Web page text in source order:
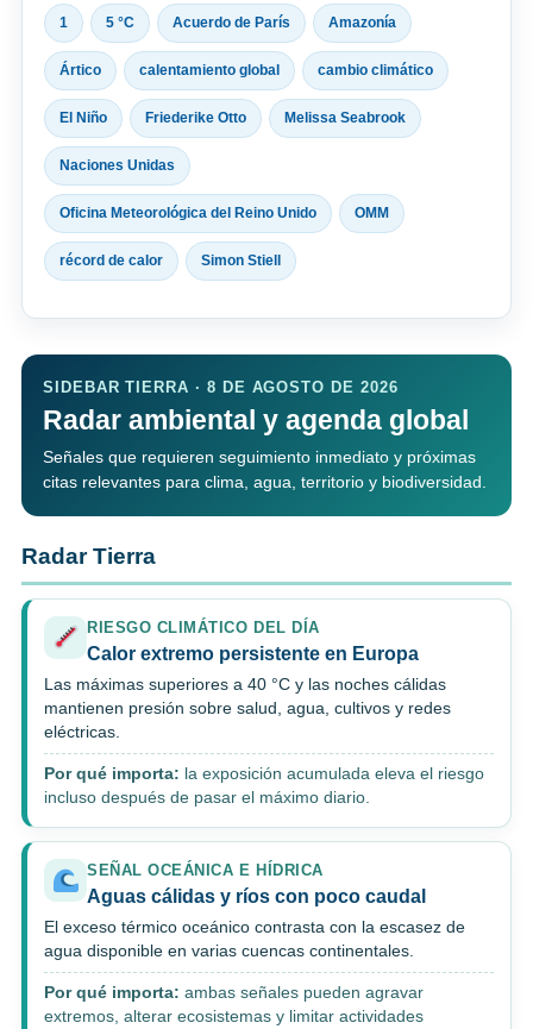
1 5 °C Acuerdo de París Amazonía
Ártico calentamiento global cambio climático
El Niño Friederike Otto Melissa Seabrook
Naciones Unidas
Oficina Meteorológica del Reino Unido OMM
récord de calor Simon Stiell
SIDEBAR TIERRA · 8 DE AGOSTO DE 2026
Radar ambiental y agenda global
Señales que requieren seguimiento inmediato y próximas
citas relevantes para clima, agua, territorio y biodiversidad.
Radar Tierra
RIESGO CLIMÁTICO DEL DÍA
Calor extremo persistente en Europa
Las máximas superiores a 40 °C y las noches cálidas
mantienen presión sobre salud, agua, cultivos y redes
eléctricas.
Por qué importa: la exposición acumulada eleva el riesgo
incluso después de pasar el máximo diario.
SEÑAL OCEÁNICA E HÍDRICA
Aguas cálidas y ríos con poco caudal
El exceso térmico oceánico contrasta con la escasez de
agua disponible en varias cuencas continentales.
Por qué importa: ambas señales pueden agravar
extremos, alterar ecosistemas y limitar actividades